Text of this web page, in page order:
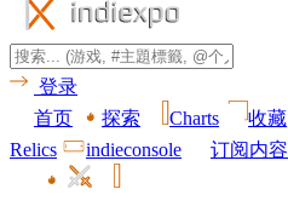
登录
首页
探索 Charts 收藏
Relics
indieconsole 订阅内容